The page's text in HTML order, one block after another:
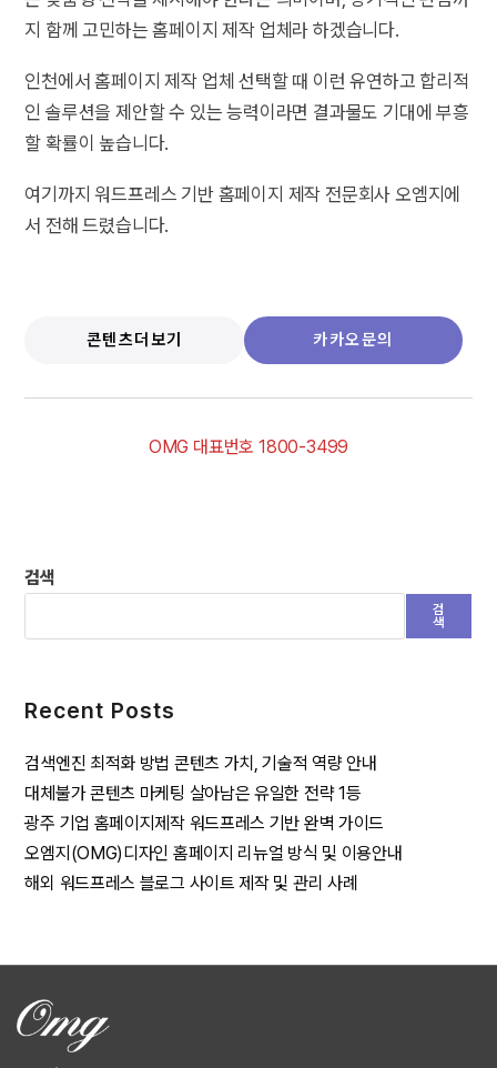
지 함께 고민하는 홈페이지 제작 업체라 하겠습니다.
인천에서 홈페이지 제작 업체 선택할 때 이런 유연하고 합리적
인 솔루션을 제안할 수 있는 능력이라면 결과물도 기대에 부흥
할 확률이 높습니다.
여기까지 워드프레스 기반 홈페이지 제작 전문회사 오엠지에
서 전해 드렸습니다.
콘텐츠더보기 카카오문의
OMG 대표번호 1800-3499
검색
검
색
Recent Posts
검색엔진 최적화 방법 콘텐츠 가치, 기술적 역량 안내
대체불가 콘텐츠 마케팅 살아남은 유일한 전략 1등
광주 기업 홈페이지제작 워드프레스 기반 완벽 가이드
오엠지(OMG)디자인 홈페이지 리뉴얼 방식 및 이용안내
해외 워드프레스 블로그 사이트 제작 및 관리 사례